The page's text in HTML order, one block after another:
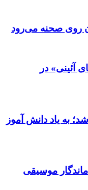
روی صحنه می‌رود
آئینی» در
به یاد دانش آموز
موسیقی